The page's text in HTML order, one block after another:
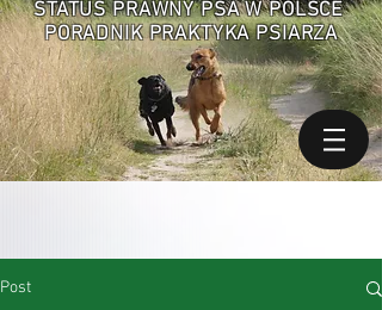
STATUS PRAWNY PSA W POLSCE
PORADNIK PRAKTYKA PSIARZA
Post